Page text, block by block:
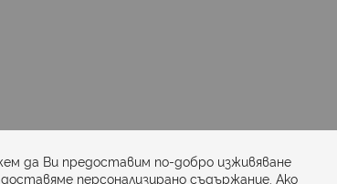
да Ви предоставим по-добро изживяване
персонализирано съдържание. Ако